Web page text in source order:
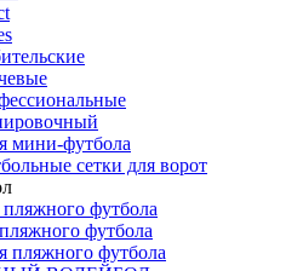
мини-футбола
сетки для ворот
футбола
футбола
пляжного футбола